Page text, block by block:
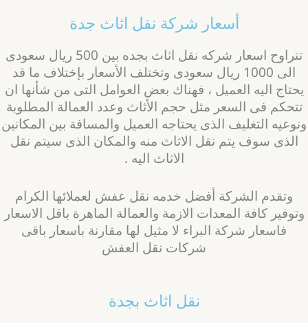
أسعار شركة نقل اثاث جدة
تتراوح اسعار شركه نقل اثاث بجده بين 500 ريال سعودى
الى 1000 ريال سعودى وتختلف الأسعار بإختلاف ما قد
اليه العميل ، فهناك بعض العوامل التى من شأنها ان
تتحكم فى السعر مثل حجم الأثاث وعدد العمالة المطلوبة
التغليف الذى يحتاجه العميل والمسافة بين المكانين
الذى سوف يتم نقل الاثاث منه والمكان الذى سيتم نقل
الاثاث اليه .
وتقدم الشركة أفضل خدمه نقل عفش لعملائها الكرام
كافة المعدات الازمة والعمالة الماهرة باقل الاسعار
فاسعار شركة البراء لا مثيل لها مقارنة باسعار باقى
شركات نقل العفش
نقل اثاث بجدة